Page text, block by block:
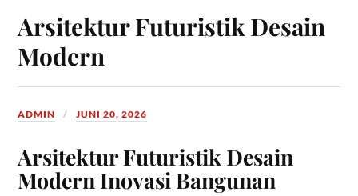
Arsitektur Futuristik Desain
Modern
ADMIN JUNI 20, 2026
Arsitektur Futuristik Desain
Modern Inovasi Bangunan